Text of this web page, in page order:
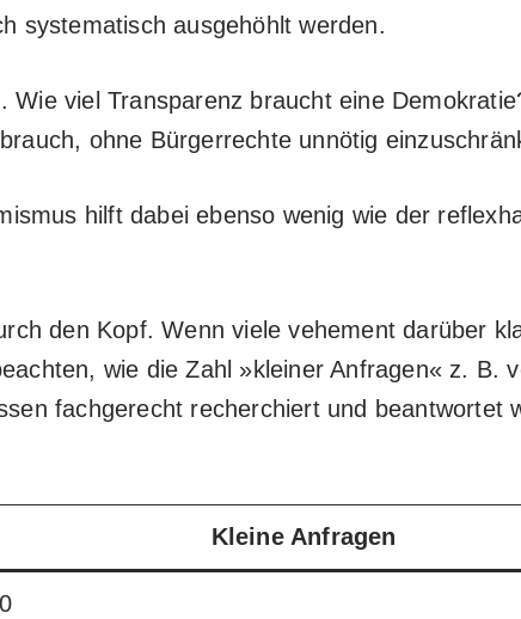
systematisch ausgehöhlt werden.
viel Transparenz braucht eine
ohne Bürgerrechte unnötig
hilft dabei ebenso wenig wie der
den Kopf. Wenn viele vehement darüber
wie die Zahl »kleiner Anfragen« z. B.
fachgerecht recherchiert und beantwortet
Kleine Anfragen